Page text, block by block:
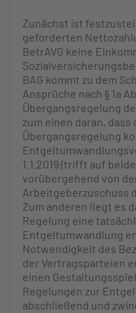
Zunächst ist
geforderten
BetrAVG keine
BAG kommt zu dem
Ansprüche nach § 1a
Übergangsregelung
zum einen daran,
Übergangsregelung
1.1.2019 (trifft auf
vorübergehend von
Arbeitgeberzuschuss
Zum anderen liegt es
Regelung eine
Entgeltumwandlung
Notwendigkeit des
der Vertragsparteien
einen
Regelungen zur
abschließend und